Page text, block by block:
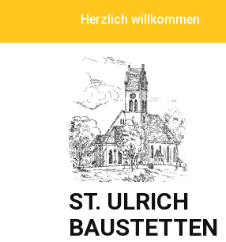
Herzlich willkommen
ST. ULRICH
BAUSTETTEN